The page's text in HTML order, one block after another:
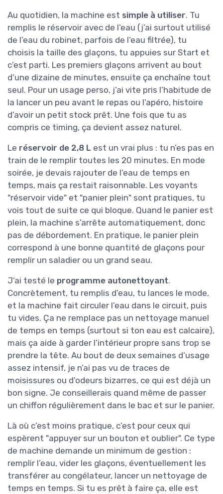
Au quotidien, la machine est simple à utiliser. Tu
remplis le réservoir avec de l’eau (j’ai surtout utilisé
de l’eau du robinet, parfois de l’eau filtrée), tu
choisis la taille des glaçons, tu appuies sur Start et
c’est parti. Les premiers glaçons arrivent au bout
d’une dizaine de minutes, ensuite ça enchaîne tout
seul. Pour un usage perso, j’ai vite pris l’habitude de
la lancer un peu avant le repas ou l’apéro, histoire
d’avoir un petit stock prêt. Une fois que tu as
compris ce timing, ça devient assez naturel.
Le réservoir de 2,8 L est un vrai plus : tu n’es pas en
train de le remplir toutes les 20 minutes. En mode
soirée, je devais rajouter de l’eau de temps en
temps, mais ça restait raisonnable. Les voyants
"réservoir vide" et "panier plein" sont pratiques, tu
vois tout de suite ce qui bloque. Quand le panier est
plein, la machine s’arrête automatiquement, donc
pas de débordement. En pratique, le panier plein
correspond à une bonne quantité de glaçons pour
remplir un saladier ou un grand seau.
J’ai testé le programme autonettoyant.
Concrètement, tu remplis d’eau, tu lances le mode,
et la machine fait circuler l’eau dans le circuit, puis
tu vides. Ça ne remplace pas un nettoyage manuel
de temps en temps (surtout si ton eau est calcaire),
mais ça aide à garder l’intérieur propre sans trop se
prendre la tête. Au bout de deux semaines d’usage
assez intensif, je n’ai pas vu de traces de
moisissures ou d’odeurs bizarres, ce qui est déjà un
bon signe. Je conseillerais quand même de passer
un chiffon régulièrement dans le bac et sur le panier.
Là où c’est moins pratique, c’est pour ceux qui
espèrent "appuyer sur un bouton et oublier". Ce type
de machine demande un minimum de gestion :
remplir l’eau, vider les glaçons, éventuellement les
transférer au congélateur, lancer un nettoyage de
temps en temps. Si tu es prêt à faire ça, elle est